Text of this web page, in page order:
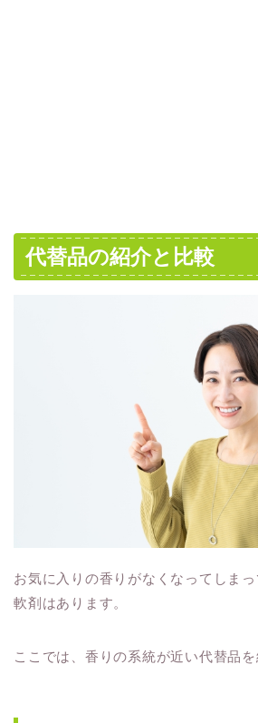
代替品の紹介と比較
お気に入りの香りがなくなってしま
軟剤はあります。
ここでは、香りの系統が近い代替品を